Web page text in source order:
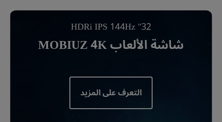
32" HDRi IPS 144Hz
شاشة الألعاب MOBIUZ 4K
التعرف على المزيد